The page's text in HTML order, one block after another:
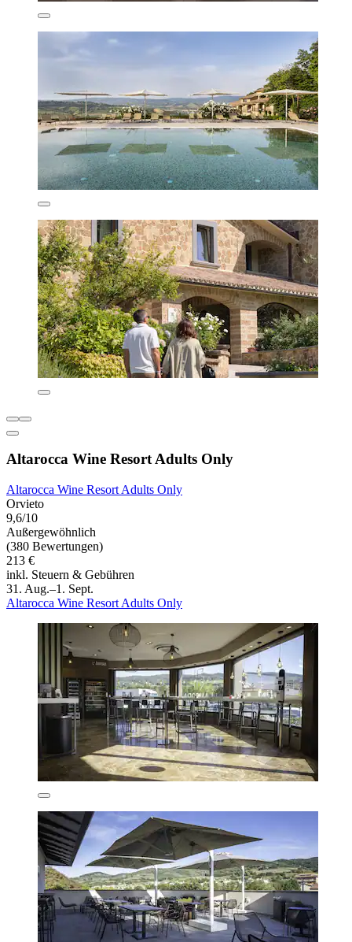
Altarocca Wine Resort Adults Only
Altarocca Wine Resort Adults Only
Orvieto
9,6/10
Außergewöhnlich
(380 Bewertungen)
213 €
inkl. Steuern & Gebühren
31. Aug.–1. Sept.
Altarocca Wine Resort Adults Only